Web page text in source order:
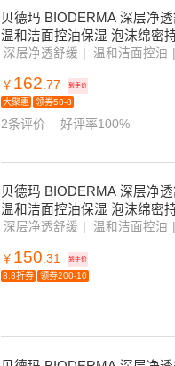
贝德玛 BIODERMA 深层净
温和洁面控油保湿 泡沫绵密
感肌使用
深层净透舒缓 温和洁面控油
￥ 162 .77 到手价
大聚惠 领券50-8
2条评价 好评率100%
贝德玛 BIODERMA 深层净
温和洁面控油保湿 泡沫绵密
感肌使用
深层净透舒缓 温和洁面控油
￥ 150.31 到手价
8.8折券 领券200-10